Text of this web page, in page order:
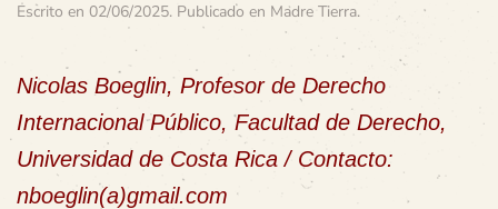
Escrito en 02/06/2025. Publicado en Madre Tierra.
Nicolas Boeglin, Profesor de Derecho
Internacional Público, Facultad de Derecho,
Universidad de Costa Rica / Contacto:
nboeglin(a)gmail.com